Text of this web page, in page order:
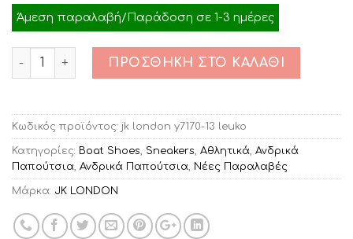
Άμεση παραλαβή/Παράδοση σε 1-3 ημέρες
Ποσότητα
ΠΡΟΣΘΉΚΗ ΣΤΟ ΚΑΛΆΘΙ
Κωδικός προϊόντος: jk london y7170-13 leuko
Κατηγορίες: Boat Shoes, Sneakers, Αθλητικά, Ανδρικά
Παπούτσια, Ανδρικά Παπούτσια, Νέες Παραλαβές
Μάρκα: JK LONDON